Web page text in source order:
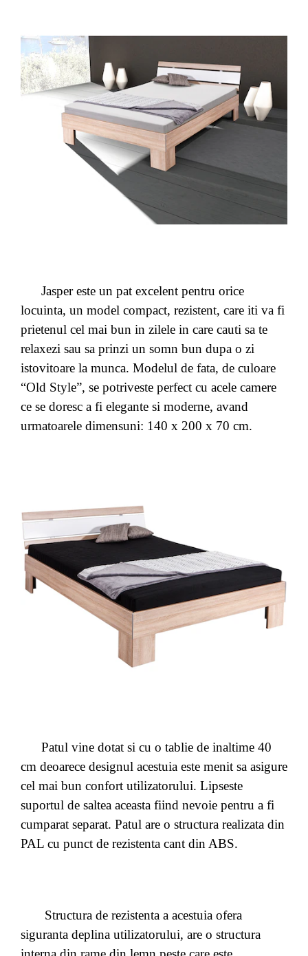
Jasper este un pat excelent pentru orice
locuinta, un model compact, rezistent, care iti va fi
prietenul cel mai bun in zilele in care cauti sa te
relaxezi sau sa prinzi un somn bun dupa o zi
istovitoare la munca. Modelul de fata, de culoare
“Old Style”, se potriveste perfect cu acele camere
ce se doresc a fi elegante si moderne, avand
urmatoarele dimensuni: 140 x 200 x 70 cm.
Patul vine dotat si cu o tablie de inaltime 40
cm deoarece designul acestuia este menit sa asigure
cel mai bun confort utilizatorului. Lipseste
suportul de saltea aceasta fiind nevoie pentru a fi
cumparat separat. Patul are o structura realizata din
PAL cu punct de rezistenta cant din ABS.
Structura de rezistenta a acestuia ofera
siguranta deplina utilizatorului, are o structura